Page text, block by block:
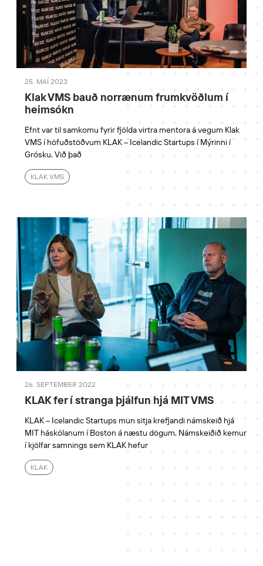
25. MAÍ 2023
Klak VMS bauð norrænum frumkvöðlum í
heimsókn
Efnt var til samkomu fyrir fjölda virtra mentora á vegum Klak
VMS í höfuðstöðvum KLAK – Icelandic Startups í Mýrinni í
Grósku. Við það
KLAK VMS
26. SEPTEMBER 2022
KLAK fer í stranga þjálfun hjá MIT VMS
KLAK – Icelandic Startups mun sitja krefjandi námskeið hjá
MIT háskólanum í Boston á næstu dögum. Námskeiðið kemur
í kjölfar samnings sem KLAK hefur
KLAK